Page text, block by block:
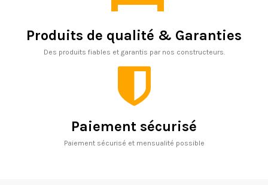
Produits de qualité & Garanties
Des produits fiables et garantis par nos constructeurs.
Paiement sécurisé
Paiement sécurisé et mensualité possible